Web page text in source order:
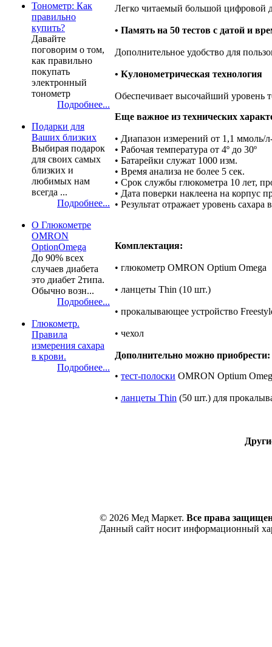
Тонометр: Как
правильно
купить?
Давайте
поговорим о том,
как правильно
покупать
электронный
тонометр
Подробнее...
Подарки для
Ваших близких
Выбирая подарок
для своих самых
близких и
любимых нам
всегда ...
Подробнее...
О Глюкометре
OMRON
OptionOmega
До 90% всех
случаев диабета
это диабет 2типа.
Обычно возн...
Подробнее...
Глюкометр.
Правила
измерения сахара
в крови.
Подробнее...
Легко читаемый большой цифровой
• Память на 50 тестов с датой и
Дополнительное удобство для
• Кулонометрическая технология
Обеспечивает высочайший уровень
Еще важное из технических
• Диапазон измерений от 1,1 ммоль/
• Рабочая температура от 4º до 30º
• Батарейки служат 1000 изм.
• Время анализа не более 5 сек.
• Срок службы глюкометра 10 лет,
• Дата поверки наклеена на корпус
• Результат отражает уровень сахара
Комплектация:
• глюкометр OMRON Optium Omega
• ланцеты Thin (10 шт.)
• прокалывающее устройство
• чехол
Дополнительно можно приобрести:
• тест-полоски OMRON Optium
• ланцеты Thin (50 шт.) для
© 2026 Мед Маркет. Все права
Данный сайт носит информационный